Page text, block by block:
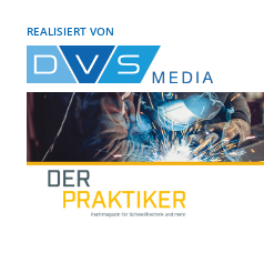
REALISIERT VON